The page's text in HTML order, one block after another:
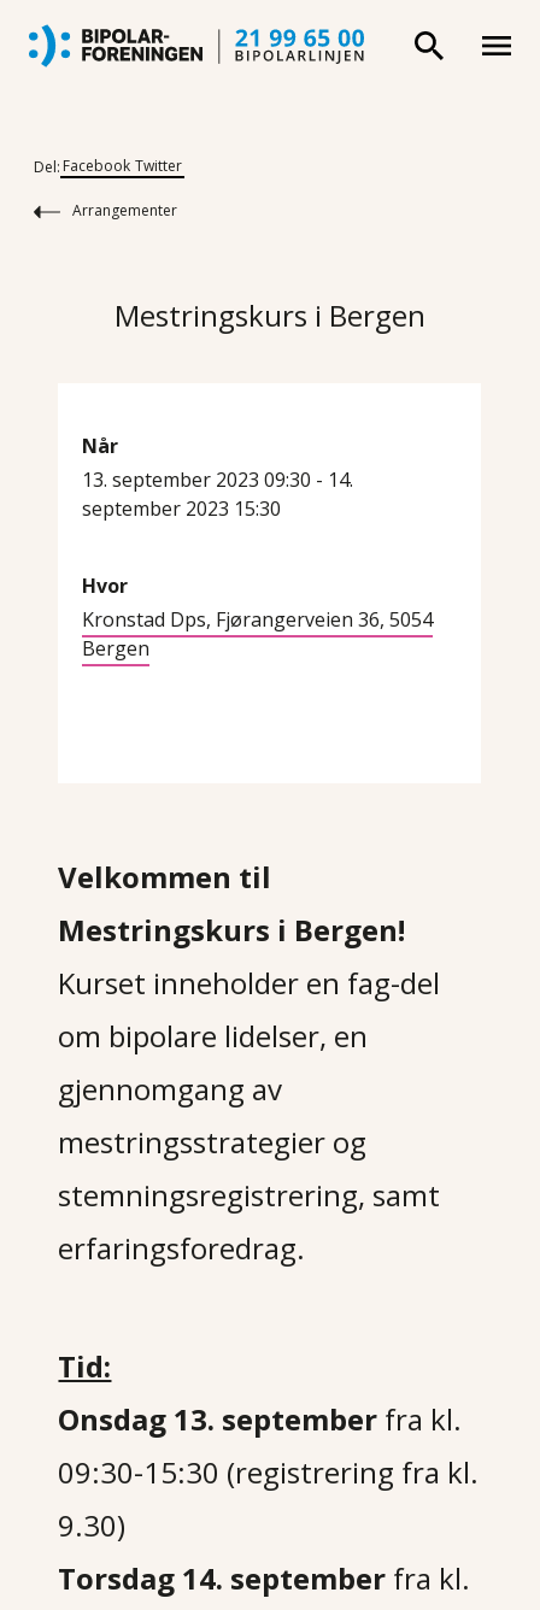
Del: Facebook Twitter
Arrangementer
Mestringskurs i Bergen
Når
13. september 2023 09:30 - 14.
september 2023 15:30
Hvor
Kronstad Dps, Fjørangerveien 36, 5054
Bergen
Velkommen til
Mestringskurs i Bergen!
Kurset inneholder en fag-del
om bipolare lidelser, en
gjennomgang av
mestringsstrategier og
stemningsregistrering, samt
erfaringsforedrag.
Tid:
Onsdag 13. september fra kl.
09:30-15:30 (registrering fra kl.
9.30)
Torsdag 14. september fra kl.